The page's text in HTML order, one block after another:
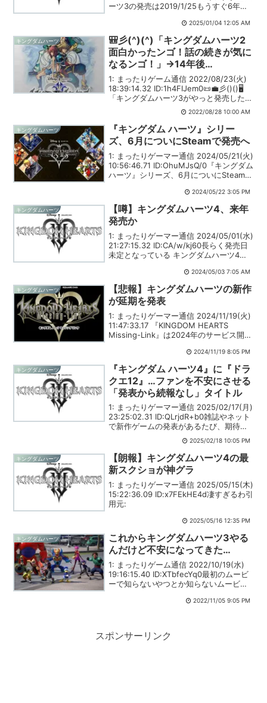
ーツ3の発売は2019/1/25もうすぐ6年経
2025/01/04 12:05 AM
キングダムハーツ
🎒彡(^)(^)「キングダムハーツ2
面白かったンゴ！話の続きが気に
なるンゴ！」→14年後…
1: まったりゲーム通信 2022/08/23(火)
18:39:14.32 ID:1h4FIJem0📜💼彡()()🖥
「キングダムハーツ3がやっと発売したン
ゴ…あの頃小学生だったワイも社会人に
なってしまったンゴ…」📜💼彡()()🖥🎮
「何やこ...
2022/08/28 10:00 AM
キングダムハーツ
『キングダム ハーツ』シリー
ズ、6月についにSteamで発売へ
1: まったりゲーマー通信 2024/05/21(火)
10:56:46.71 ID:OhuMJsQ/0『キングダム
ハーツ』シリーズ、6月についにSteamで
ちょっとだけアップグレード 引用元:
2024/05/22 3:05 PM
キングダムハーツ
【噂】キングダムハーツ4、来年
発売か
1: まったりゲーマー通信 2024/05/01(水)
21:27:15.32 ID:CA/w/kj60長らく発売日
未定となっている キングダムハーツ4が
はここ最近セガが水面下でソニックフロ
ンティアの続編...
2024/05/03 7:05 AM
キングダムハーツ
【悲報】キングダムハーツの新作
が延期を発表
1: まったりゲーマー通信 2024/11/19(火)
11:47:33.17 『KINGDOM HEARTS
Missing-Link』は2024年のサービス開始
今しばらくお時間をいただく運びとなり
まし...
2024/11/19 8:05 PM
キングダムハーツ
『キングダム ハーツ4』に『ドラ
クエ12』…ファンを不安にさせる
「発表から続報なし」タイトル
1: まったりゲーマー通信 2025/02/17(月)
23:25:02.31 ID:QLrjdR+b0雑誌やネット
で新作ゲームの発表があるたび、期待に
胸を躍らせてしまうゲーマーは少なくな
いだろう。作品の新たなタイトルやロ
ゴ、実機映像を目に...
2025/02/18 10:05 PM
キングダムハーツ
【朗報】キングダムハーツ4の最
新スクショが神グラ
1: まったりゲーマー通信 2025/05/15(木)
15:22:36.09 ID:x7FEkHE4d凄すぎるわ引
用元:
2025/05/16 12:35 PM
キングダムハーツ
これからキングダムハーツ3やる
んだけど不安になってきた…
1: まったりゲーム通信 2022/10/19(水)
19:16:15.40 ID:XTbfecYq0最初のムービ
ーで知らないやつとか知らないムービー
しかやってないんだけどちゃんと楽しめ
2022/11/05 9:05 PM
スポンサーリンク